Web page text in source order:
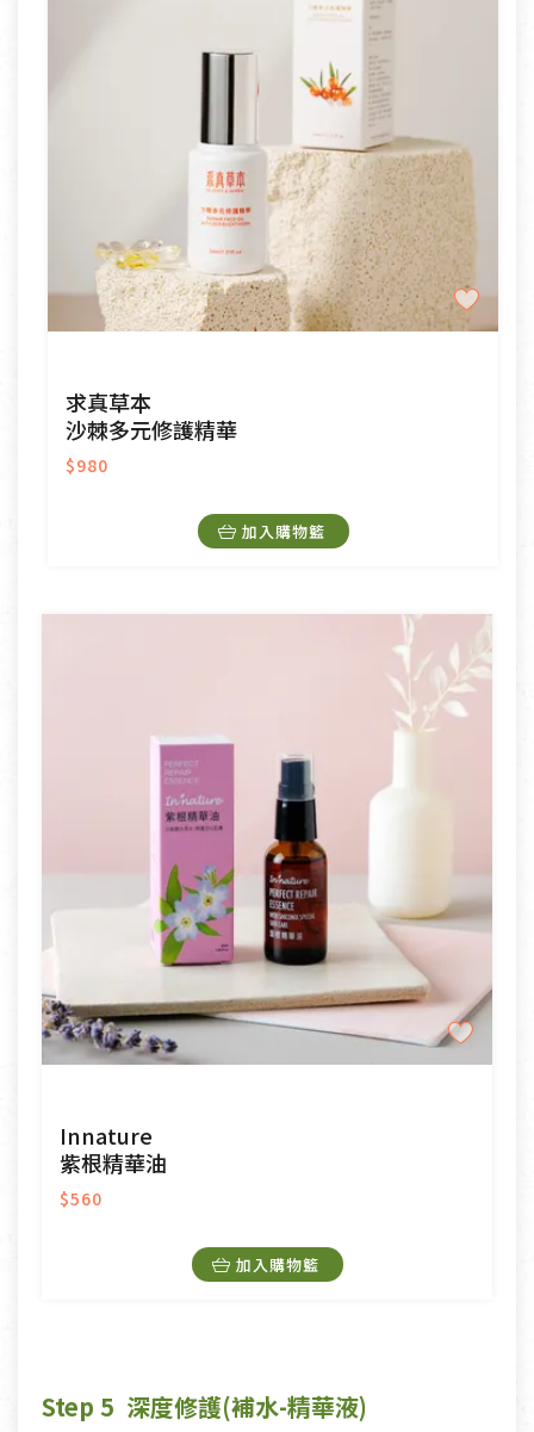
求真草本
沙棘多元修護精華
$980
加入購物籃
Innature
紫根精華油
$560
加入購物籃
Step 5 深度修護(補水-精華液)